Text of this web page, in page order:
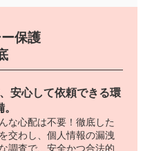
保護
安心して依頼できる環
な心配は不要！徹底した
交わし、個人情報の漏洩
調査で、安全かつ合法的